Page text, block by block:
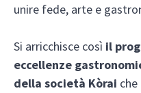
unire fede, arte e
Si arricchisce così il
eccellenze
della società Kòrai